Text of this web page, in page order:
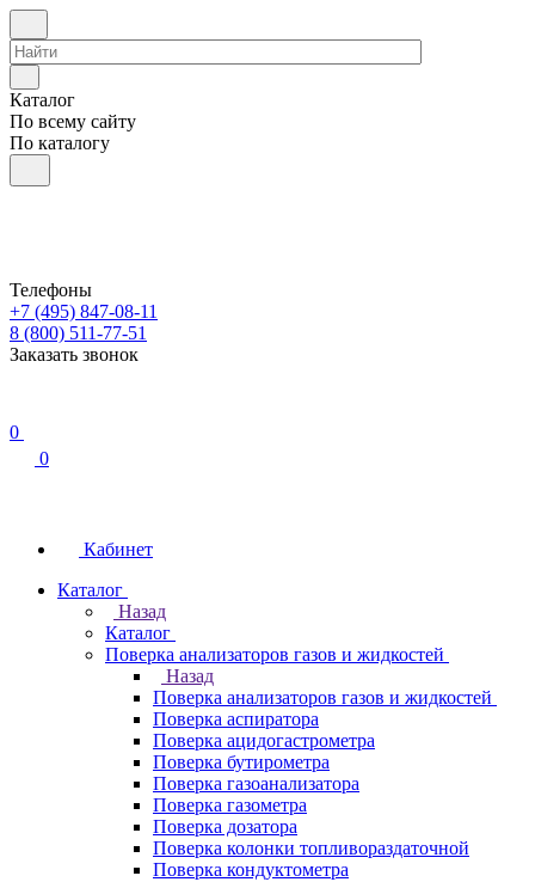
Каталог
По всему сайту
По каталогу
Телефоны
+7 (495) 847-08-11
8 (800) 511-77-51
Заказать звонок
0
0
Кабинет
Каталог
Назад
Каталог
Поверка анализаторов газов и жидкостей
Назад
Поверка анализаторов газов и жидкостей
Поверка аспиратора
Поверка ацидогастрометра
Поверка бутирометра
Поверка газоанализатора
Поверка газометра
Поверка дозатора
Поверка колонки топливораздаточной
Поверка кондуктометра